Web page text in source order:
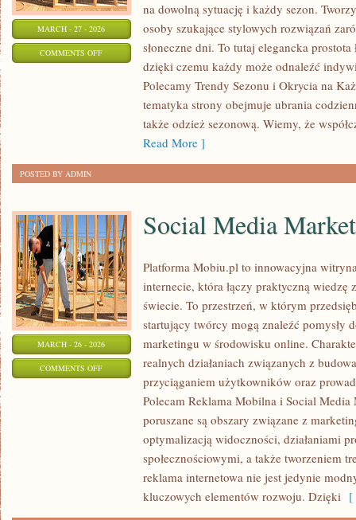
MARCH - 27 - 2026
COMMENTS OFFON
na dowolną sytuację i każdy sezon.
osoby szukające stylowych rozwiązań
słoneczne dni. To tutaj elegancka prostota
dzięki czemu każdy może odnaleźć
Polecamy Trendy Sezonu i Okrycia na
tematyka strony obejmuje ubrania
także odzież sezonową. Wiemy, że
Read More ]
POSTED BY ADMIN
MARCH - 26 - 2026
COMMENTS OFFON
MARKETING
Social Media
Platforma Mobiu.pl to innowacyjna
internecie, która łączy praktyczną
świecie. To przestrzeń, w którym
startujący twórcy mogą znaleźć pomysły
marketingu w środowisku online.
realnych działaniach związanych z
przyciąganiem użytkowników oraz
Polecam Reklama Mobilna i Social
poruszane są obszary związane z
optymalizacją widoczności, działaniami
społecznościowymi, a także tworzeniem
reklama internetowa nie jest jedynie
kluczowych elementów rozwoju. Dzięki [